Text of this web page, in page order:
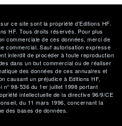
ce site sont la propriété d'Editions HF.
HF. Tous droits réservés. Pour plus
commerciale de ces données, merci de
commercial. Sauf autorisation expresse
interdit de procéder à toute reproduction
dans un but commercial ou de réaliser
des données de ces annuaires et
causant un préjudice à Editions HF,
n° 98-536 du 1er juillet 1998 portant
intellectuelle de la directive 96/9/CE
du 11 mars 1996, concernant la
des bases de données.